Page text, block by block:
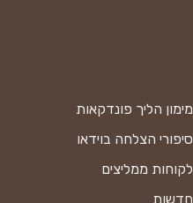
מימון הליך פונדקאות
סיפורי הצלחה בוידאו
לקוחות ממליצים
חדשות